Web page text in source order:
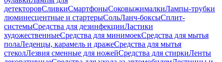
детекторовСливкиСмартфоныСоковыжималкиЛампы-трубки
люминесцентные и стартерыСольЛанч-боксыСплит-
системыСредства для дезинфекцииЛастики
художественныеСредства для минимоекСредства для мытья
полаЛеденцы, карамель и дражеСредства для мытья
стеколЛезвия сменные для ножейСредства для стиркиЛенты